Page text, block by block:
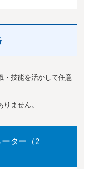
・技能を活かして任意
ません。
ター（2